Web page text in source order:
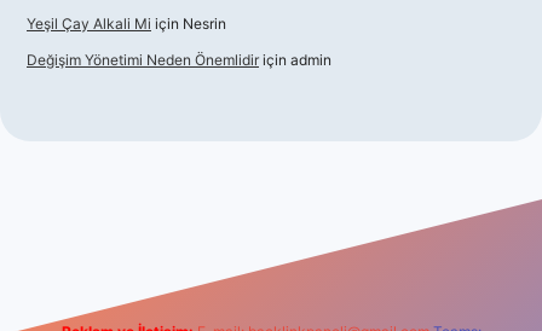
Yeşil Çay Alkali Mi için Nesrin
Değişim Yönetimi Neden Önemlidir için admin